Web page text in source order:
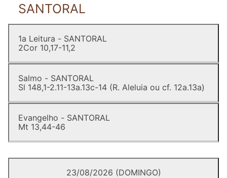
SANTORAL
1a Leitura - SANTORAL
2Cor 10,17-11,2
Salmo - SANTORAL
Sl 148,1-2.11-13a.13c-14 (R. Aleluia ou cf. 12a.13a)
Evangelho - SANTORAL
Mt 13,44-46
23/08/2026 (DOMINGO)